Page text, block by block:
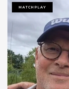
voor meer
om de
maar dat
oa
uitdaging
hoogte was :
Voor we echt
MATCHPLAY